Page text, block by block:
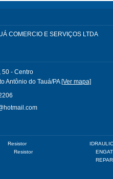
COMERCIO E SERVIÇOS LTDA
50 - Centro
Antônio do Tauá/PA [Ver mapa]
Resistor
Resistor